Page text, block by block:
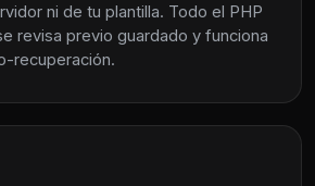
ni de tu plantilla. Todo el PHP
revisa previo guardado y funciona
recuperación.